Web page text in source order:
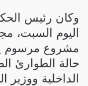
وكان رئيس
اليوم السبت،
مشروع مرسوم
حالة الطوارئ
الداخلية